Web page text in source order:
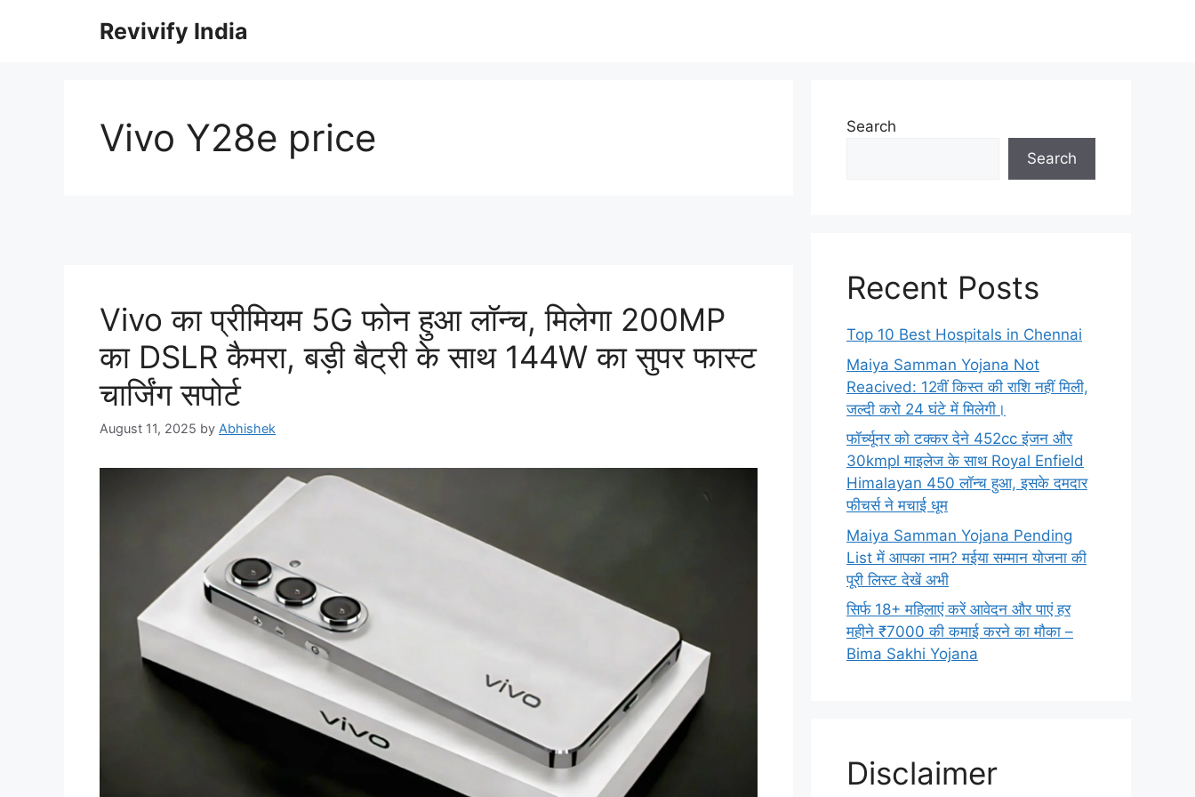
Revivify India
Vivo Y28e price
Vivo का प्रीमियम 5G फोन हुआ लॉन्च, मिलेगा 200MP
का DSLR कैमरा, बड़ी बैट्री के साथ 144W का सुपर फास्ट
चार्जिंग सपोर्ट
August 11, 2025 by Abhishek
Search
Search
Recent Posts
Top 10 Best Hospitals in Chennai
Maiya Samman Yojana Not
Reacived: 12वीं किस्त की राशि नहीं मिली,
जल्दी करो 24 घंटे में मिलेगी।
फॉर्च्यूनर को टक्कर देने 452cc इंजन और
30kmpl माइलेज के साथ Royal Enfield
Himalayan 450 लॉन्च हुआ, इसके दमदार
फीचर्स ने मचाई धूम
Maiya Samman Yojana Pending
List में आपका नाम? मईया सम्मान योजना की
पूरी लिस्ट देखें अभी
सिर्फ 18+ महिलाएं करें आवेदन और पाएं हर
महीने ₹7000 की कमाई करने का मौका –
Bima Sakhi Yojana
Disclaimer